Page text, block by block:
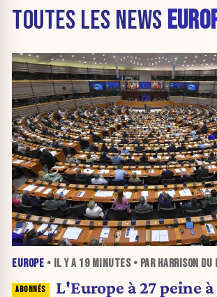
TOUTES LES NEWS
EUROPE • IL Y A 19 MINUTES• PAR HARRISON DU
L'Europe à 27 peine à